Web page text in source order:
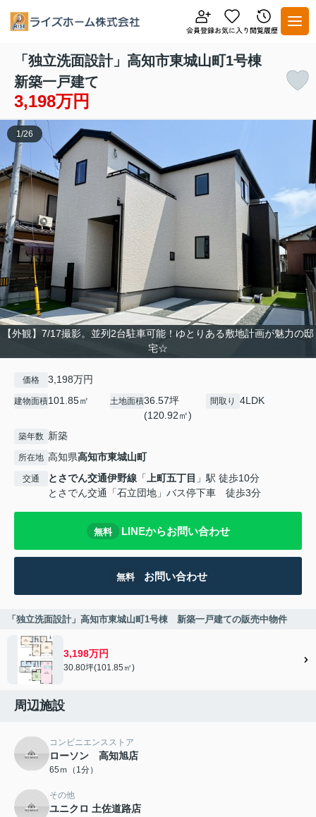
「独立洗面設計」高知市東城山町1号棟
新築一戸建て
3,198万円
【外観】7/17撮影。並列2台駐車可能！ゆとりある敷地計画が魅力の邸
宅☆
1/26
価格 3,198万円
建物面積101.85㎡ 土地面積36.57坪
(120.92㎡)
間取り 4LDK
築年数 新築
所在地 高知県高知市東城山町
交通 とさでん交通伊野線 「上町五丁目 」駅 徒歩10分
とさでん交通「石立団地」バス停下車 徒歩3分
無料 LINEからお問い合わせ
無料 お問い合わせ
「独立洗面設計」高知市東城山町1号棟 新築一戸建ての販売中物件
3,198万円
30.80坪(101.85㎡)
周辺施設
コンビニエンスストア
ローソン 高知旭店
65ｍ（1分）
その他
ユニクロ 土佐道路店